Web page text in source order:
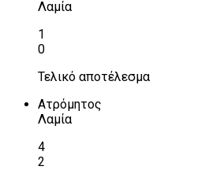
Λαμία
1
0
Τελικό αποτέλεσμα
Ατρόμητος
Λαμία
4
2